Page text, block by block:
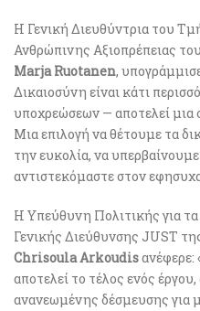
Η Γενική Διευθύντρια του
Ανθρώπινης Αξιοπρέπειας
Marja Ruotanen,
Δικαιοσύνη είναι κάτι
υποχρεώσεων — αποτελεί μια
Μια επιλογή να θέτουμε τα
την ευκολία, να
αντιστεκόμαστε στον
Η Υπεύθυνη Πολιτικής για
Γενικής Διεύθυνσης JUST
ChrisoulaArkoudisανέφερε:
αποτελεί το τέλος ενός
ανανεωμένης δέσμευσης για